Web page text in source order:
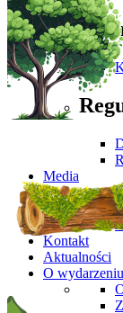
Media
Kontakt
Aktualności
O wydarzeniu